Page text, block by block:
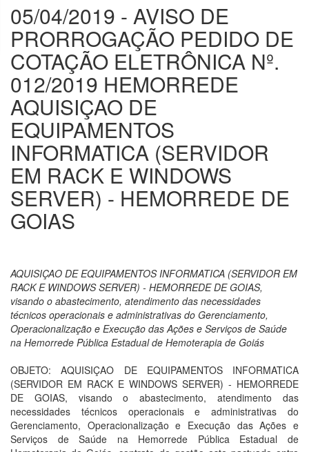
05/04/2019 - AVISO DE
PRORROGAÇÃO PEDIDO DE
COTAÇÃO ELETRÔNICA Nº.
012/2019 HEMORREDE
AQUISIÇAO DE
EQUIPAMENTOS
INFORMATICA (SERVIDOR
EM RACK E WINDOWS
SERVER) - HEMORREDE DE
GOIAS
AQUISIÇAO DE EQUIPAMENTOS INFORMATICA (SERVIDOR EM
RACK E WINDOWS SERVER) - HEMORREDE DE GOIAS,
visando o abastecimento, atendimento das necessidades
técnicos operacionais e administrativas do Gerenciamento,
Operacionalização e Execução das Ações e Serviços de Saúde
na Hemorrede Pública Estadual de Hemoterapia de Goiás
OBJETO: AQUISIÇAO DE EQUIPAMENTOS INFORMATICA
(SERVIDOR EM RACK E WINDOWS SERVER) - HEMORREDE
DE GOIAS, visando o abastecimento, atendimento das
necessidades técnicos operacionais e administrativas do
Gerenciamento, Operacionalização e Execução das Ações e
Serviços de Saúde na Hemorrede Pública Estadual de